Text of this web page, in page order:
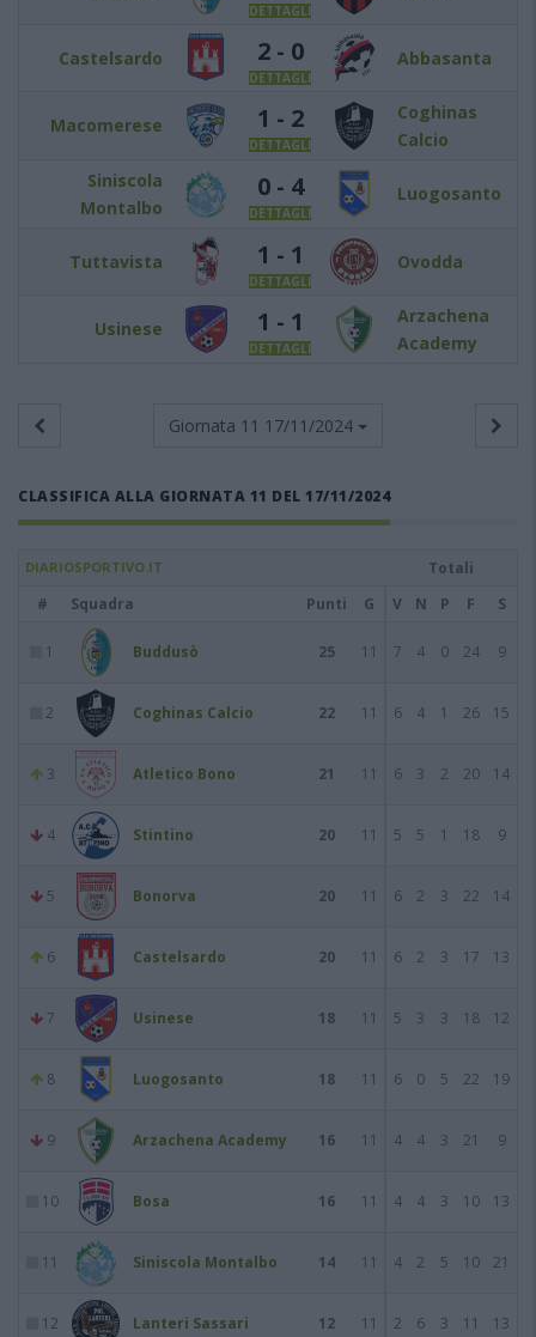
DETTAGLI
Castelsardo 2 - 0
DETTAGLI
Abbasanta
Macomerese 1 - 2
DETTAGLI
Coghinas
Calcio
Siniscola
Montalbo
0 - 4
DETTAGLI
Luogosanto
Tuttavista 1 - 1
DETTAGLI
Ovodda
Usinese 1 - 1
DETTAGLI
Arzachena
Academy
Giornata 11 17/11/2024
CLASSIFICA ALLA GIORNATA 11 DEL 17/11/2024
DIARIOSPORTIVO.IT
Totali
#
Squadra Punti G V N P F S
1 Buddusò 25 11 7 4 0 24 9
2 Coghinas Calcio 22 11 6 4 1 26 15
3 Atletico Bono 21 11 6 3 2 20 14
4 Stintino 20 11 5 5 1 18 9
5 Bonorva 20 11 6 2 3 22 14
6 Castelsardo 20 11 6 2 3 17 13
7 Usinese 18 11 5 3 3 18 12
8 Luogosanto 18 11 6 0 5 22 19
9 Arzachena Academy 16 11 4 4 3 21 9
10 Bosa 16 11 4 4 3 10 13
11 Siniscola Montalbo 14 11 4 2 5 10 21
12 Lanteri Sassari 12 11 2 6 3 11 13